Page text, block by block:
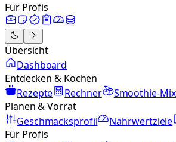
Für Profis
Übersicht
Dashboard
Entdecken & Kochen
Rezepte
Rechner Smoothie-
Planen & Vorrat
Geschmacksprofil
Nährwertziele
Für Profis